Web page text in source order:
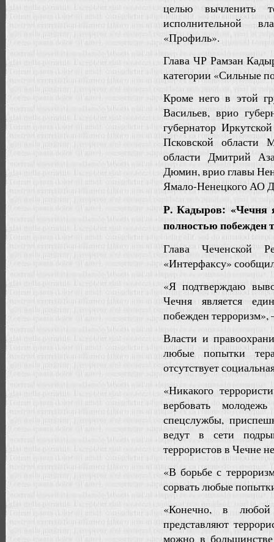
целью вычленить
исполнительной
«Профиль».
Глава ЧР Рамзан
категории «Сильные
Кроме него в этой
Васильев, врио
губернатор
Псковской области
области Дмитрий
Дюмин, врио главы
Ямало-Ненецкого АО
Р. Кадыров: «Чечня
полностью побежден
Глава Чеченской
«Интерфаксу»
«Я подтверждаю
Чечня является
побежден терроризм»,
Власти и
любые попытки
отсутствует
«Никакого
вербовать
спецслужбы,
ведут в сети
террористов в Чечне
«В борьбе с
сорвать любые
«Конечно, в любой
представляют
можно в